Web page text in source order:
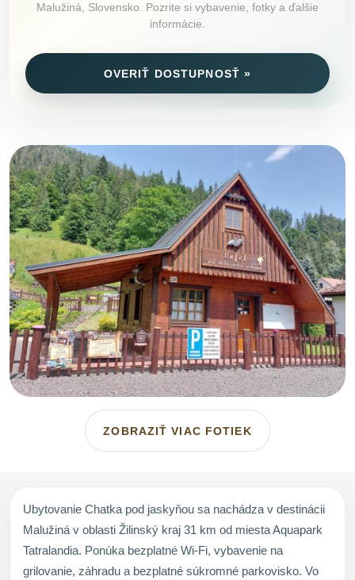
Malužiná, Slovensko. Pozrite si vybavenie, fotky a ďalšie
informácie.
OVERIŤ DOSTUPNOSŤ »
ZOBRAZIŤ VIAC FOTIEK
Ubytovanie Chatka pod jaskyňou sa nachádza v destinácii
Malužiná v oblasti Žilinský kraj 31 km od miesta Aquapark
Tatralandia. Ponúka bezplatné Wi-Fi, vybavenie na
grilovanie, záhradu a bezplatné súkromné parkovisko. Vo